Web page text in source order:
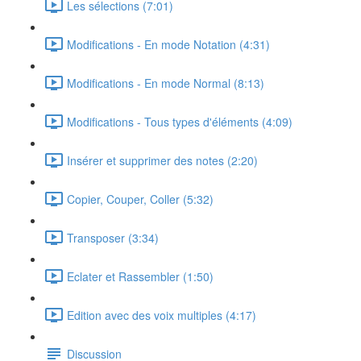
Les sélections (7:01)
Modifications - En mode Notation (4:31)
Modifications - En mode Normal (8:13)
Modifications - Tous types d'éléments (4:09)
Insérer et supprimer des notes (2:20)
Copier, Couper, Coller (5:32)
Transposer (3:34)
Eclater et Rassembler (1:50)
Edition avec des voix multiples (4:17)
Discussion